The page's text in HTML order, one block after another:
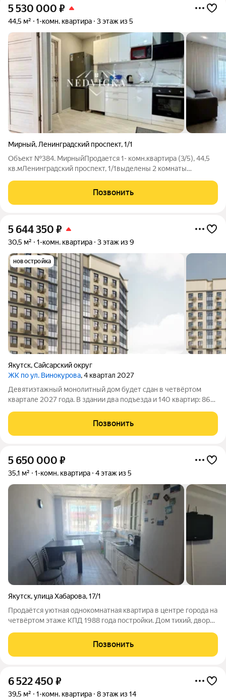
5 530 000 ₽
44,5 м² 1-комн. квартира 3 этаж из 5
Мирный, Ленинградский проспект,1/1
Объект №384. МирныйПродается 1- комн.квартира (3/5), 44,5
кв.мЛенинградский проспект, 1/1выделены 2 комнаты
натяжные- окна, межкомнатные двери и входная дверь - евро-
пол застелен качественным
Позвонить
5 644 350 ₽
30,5 м² 1-комн. квартира 3 этаж из 9
новостройка
Якутск,Сайсарский округ
ЖК по ул. Винокурова, 4 квартал 2027
Девятиэтажный монолитный дом будет сдан в четвёртом
квартале 2027 года. В здании два подъезда и 140 квартир: 86
прилегающей территории обустроены: детская площадка,
тротуар и наружное
Позвонить
5 650 000 ₽
35,1 м² 1-комн. квартира 4 этаж из 5
Якутск,улица Хабарова,17/1
Продаётся уютная однокомнатная квартира в центре города на
четвёртом этаже КПД 1988 года постройки. Дом тихий, двор
квартире сделан косметический ремонт, она очень тёплая и
готова к
Позвонить
6 522 450 ₽
39,5 м² 1-комн. квартира 8 этаж из 14